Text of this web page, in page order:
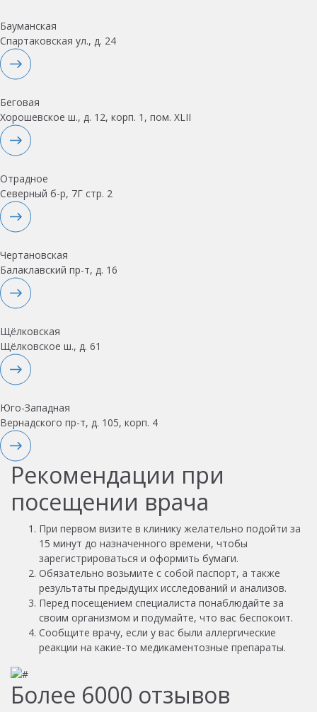
Бауманская
Спартаковская ул., д. 24
Беговая
Хорошевское ш., д. 12, корп. 1, пом. XLII
Отрадное
Северный б-р, 7Г стр. 2
Чертановская
Балаклавский пр-т, д. 16
Щёлковская
Щёлковское ш., д. 61
Юго-Западная
Вернадского пр-т, д. 105, корп. 4
Рекомендации при
посещении врача
При первом визите в клинику желательно подойти за
15 минут до назначенного времени, чтобы
зарегистрироваться и оформить бумаги.
Обязательно возьмите с собой паспорт, а также
результаты предыдущих исследований и анализов.
Перед посещением специалиста понаблюдайте за
своим организмом и подумайте, что вас беспокоит.
Сообщите врачу, если у вас были аллергические
реакции на какие-то медикаментозные препараты.
Более 6000 отзывов